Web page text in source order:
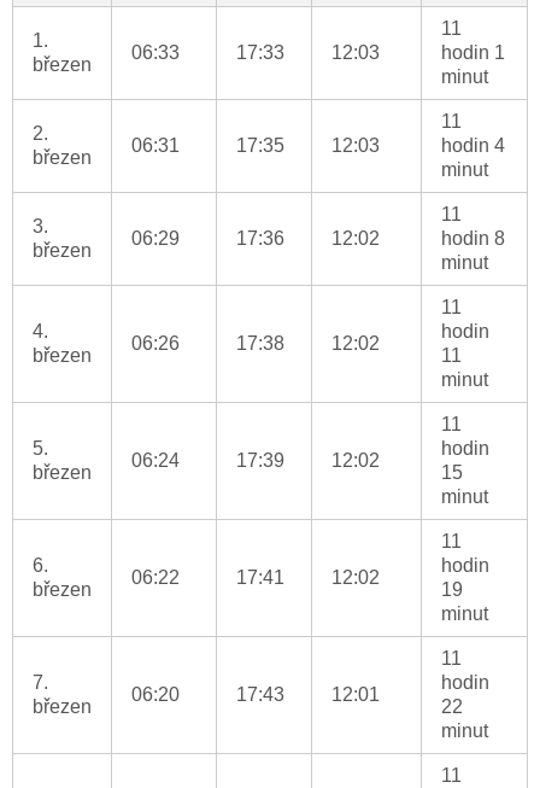
1.
březen
06:33 17:33 12:03
11
hodin 1
minut
2.
březen
06:31 17:35 12:03
11
hodin 4
minut
3.
březen
06:29 17:36 12:02
11
hodin 8
minut
4.
březen
06:26 17:38 12:02
11
hodin
11
minut
5.
březen
06:24 17:39 12:02
11
hodin
15
minut
6.
březen
06:22 17:41 12:02
11
hodin
19
minut
7.
březen
06:20 17:43 12:01
11
hodin
22
minut
11